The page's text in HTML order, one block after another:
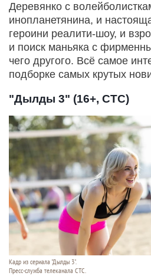
Деревянко с
инопланетянина, и
героини реалити-шоу, и
и поиск маньяка с
чего другого. Всё самое
подборке самых крутых
"Дылды 3" (16+, СТС)
Кадр из сериала "Дылды 3".
Пресс-служба телеканала СТС.